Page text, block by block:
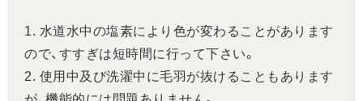
1. 水道水中の塩素により色が変わることがあります
ので、すすぎは短時間に行って下さい。
2. 使用中及び洗濯中に毛羽が抜けることもあります